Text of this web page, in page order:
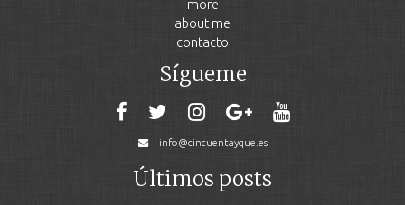
more
about me
contacto
Sígueme
info@cincuentayque.es
Últimos posts